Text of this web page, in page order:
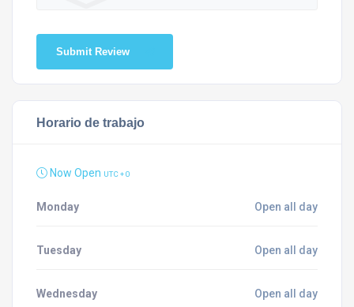
Submit Review
Horario de trabajo
Now Open UTC + 0
Monday Open all day
Tuesday Open all day
Wednesday Open all day